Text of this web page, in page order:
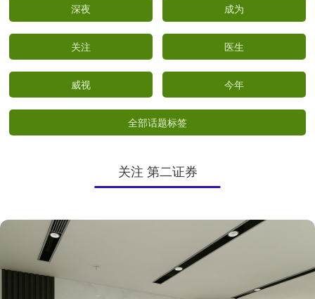
深夜 成为
关注 医生
威视 今年
全部话题标签
关注 第二证券